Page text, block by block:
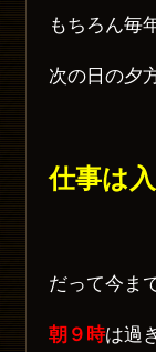
もちろん毎
次の日の夕
仕事は
だって今ま
朝９時は過